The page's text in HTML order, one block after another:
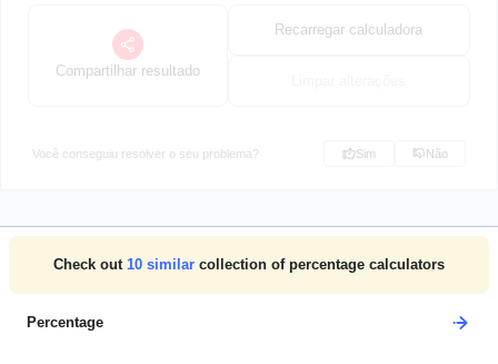
Compartilhar resultado
Recarregar calculadora
Você conseguiu resolver o seu problema? Sim Não
Check out 10 similar collection of percentage calculators
Percentage